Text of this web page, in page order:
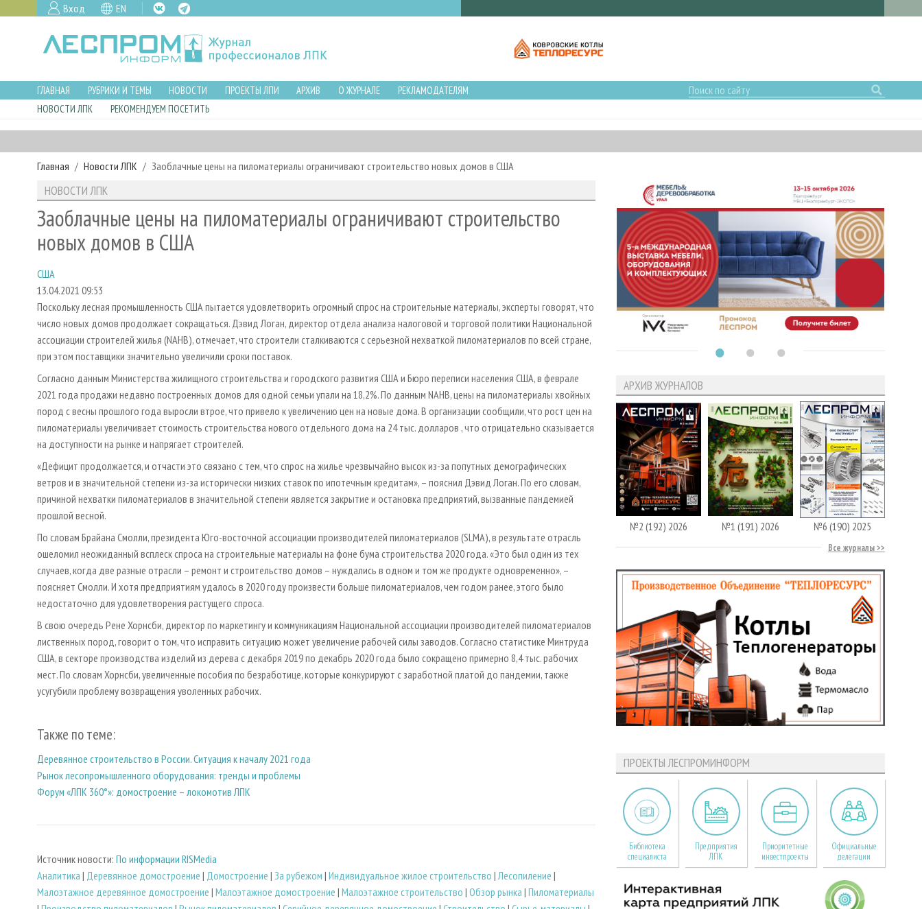
Вход EN
ГЛАВНАЯ РУБРИКИ И ТЕМЫ НОВОСТИ ПРОЕКТЫ ЛПИ АРХИВ О ЖУРНАЛЕ
РЕКЛАМОДАТЕЛЯМ
НОВОСТИ ЛПК
РЕКОМЕНДУЕМ ПОСЕТИТЬ
Главная Новости ЛПК Заоблачные цены на пиломатериалы ограничивают строительство новых домов в США
НОВОСТИ ЛПК
Заоблачные цены на пиломатериалы ограничивают строительство
новых домов в США
США
13.04.2021 09:53
Поскольку лесная промышленность США пытается удовлетворить огромный спрос на строительные материалы, эксперты говорят, что
число новых домов продолжает сокращаться. Дэвид Логан, директор отдела анализа налоговой и торговой политики Национальной
ассоциации строителей жилья (NAHB), отмечает, что строители сталкиваются с серьезной нехваткой пиломатериалов по всей стране,
при этом поставщики значительно увеличили сроки поставок.
Согласно данным Министерства жилищного строительства и городского развития США и Бюро переписи населения США, в феврале
2021 года продажи недавно построенных домов для одной семьи упали на 18,2%. По данным NAHB, цены на пиломатериалы хвойных
пород с весны прошлого года выросли втрое, что привело к увеличению цен на новые дома. В организации сообщили, что рост цен на
пиломатериалы увеличивает стоимость строительства нового отдельного дома на 24 тыс. долларов , что отрицательно сказывается
на доступности на рынке и напрягает строителей.
«Дефицит продолжается, и отчасти это связано с тем, что спрос на жилье чрезвычайно высок из-за попутных демографических
ветров и в значительной степени из-за исторически низких ставок по ипотечным кредитам», – пояснил Дэвид Логан. По его словам,
причиной нехватки пиломатериалов в значительной степени является закрытие и остановка предприятий, вызванные пандемией
прошлой весной.
По словам Брайана Смолли, президента Юго-восточной ассоциации производителей пиломатериалов (SLMA), в результате отрасль
ошеломил неожиданный всплеск спроса на строительные материалы на фоне бума строительства 2020 года. «Это был один из тех
случаев, когда две разные отрасли – ремонт и строительство домов – нуждались в одном и том же продукте одновременно», –
поясняет Смолли. И хотя предприятиям удалось в 2020 году произвести больше пиломатериалов, чем годом ранее, этого было
недостаточно для удовлетворения растущего спроса.
В свою очередь Рене Хорнсби, директор по маркетингу и коммуникациям Национальной ассоциации производителей пиломатериалов
лиственных пород, говорит о том, что исправить ситуацию может увеличение рабочей силы заводов. Согласно статистике Минтруда
США, в секторе производства изделий из дерева с декабря 2019 по декабрь 2020 года было сокращено примерно 8,4 тыс. рабочих
мест. По словам Хорнсби, увеличенные пособия по безработице, которые конкурируют с заработной платой до пандемии, также
усугубили проблему возвращения уволенных рабочих.
Также по теме:
Деревянное строительство в России. Ситуация к началу 2021 года
Рынок лесопромышленного оборудования: тренды и проблемы
Форум «ЛПК 360°»: домостроение – локомотив ЛПК
Источник новости: По информации RISMedia
Аналитика | Деревянное домостроение | Домостроение | За рубежом | Индивидуальное жилое строительство |Лесопиление |
Малоэтажное деревянное домостроение | Малоэтажное домостроение | Малоэтажное строительство | Обзор рынка | Пиломатериалы
АРХИВ ЖУРНАЛОВ
№2 (192) 2026 №1 (191) 2026 №6 (190) 2025
Все журналы
ПРОЕКТЫ ЛЕСПРОМИНФОРМ
Библиотека
специалиста
Предприятия
ЛПК
Приоритетные
инвестпроекты
Официальные
делегации